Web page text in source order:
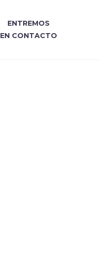
ENTREMOS
EN CONTACTO